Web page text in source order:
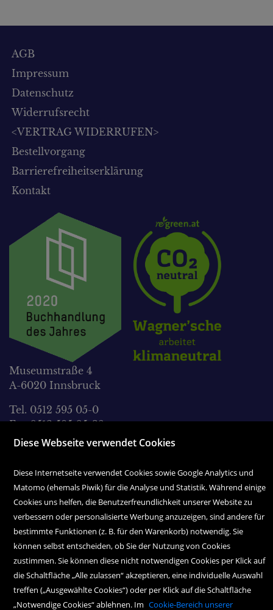
AGB
Impressum
Datenschutz
Widerrufsrecht
<VERTRAG WIDERRUFEN>
Bestellvorgang
Barrierefreiheitserklärung
Kontakt
Museumstraße 4
A-6020 Innsbruck
Tel. 0512 595 05-0
Fax 0512 595 05-38
office@wagnersche.at
Montag bis Freitag:
9.00 Uhr bis 18.30 Uhr
Samstag:
9.00 Uhr bis 17.00 Uhr
Diese Webseite verwendet Cookies
Diese Internetseite verwendet Cookies sowie Google Analytics und
Matomo (ehemals Piwik) für die Analyse und Statistik. Während einige
Cookies uns helfen, die Benutzerfreundlichkeit unserer Website zu
verbessern oder personalisierte Werbung anzuzeigen, sind andere für
bestimmte Funktionen (z. B. für den Warenkorb) notwendig. Sie
können selbst entscheiden, ob Sie der Nutzung von Cookies
zustimmen. Sie können diese nicht notwendigen Cookies per Klick auf
die Schaltfläche „Alle zulassen“ akzeptieren, eine individuelle Auswahl
treffen („Ausgewählte Cookies“) oder per Klick auf die Schaltfläche
„Notwendige Cookies“ ablehnen. Im Cookie-Bereich unserer